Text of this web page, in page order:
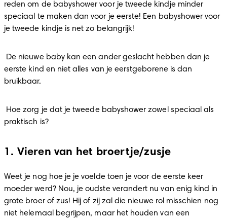
reden om de babyshower voor je tweede kindje minder
speciaal te maken dan voor je eerste! Een babyshower voor
je tweede kindje is net zo belangrijk!
eerste kind en niet alles van je eerstgeborene is dan
bruikbaar.
praktisch is?
1. Vieren van het broertje/zusje
Weet je nog hoe je je voelde toen je voor de eerste keer
moeder werd? Nou, je oudste verandert nu van enig kind in
grote broer of zus! Hij of zij zal die nieuwe rol misschien nog
niet helemaal begrijpen, maar het houden van een